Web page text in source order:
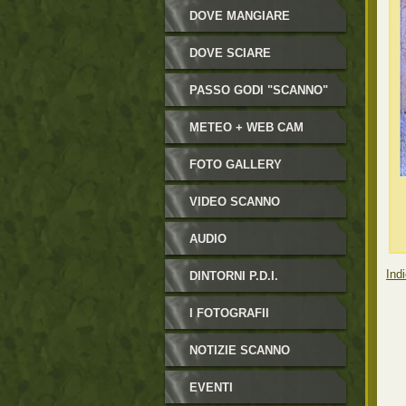
DOVE MANGIARE
DOVE SCIARE
PASSO GODI "SCANNO"
METEO + WEB CAM
FOTO GALLERY
VIDEO SCANNO
AUDIO
DINTORNI P.D.I.
I FOTOGRAFII
NOTIZIE SCANNO
EVENTI